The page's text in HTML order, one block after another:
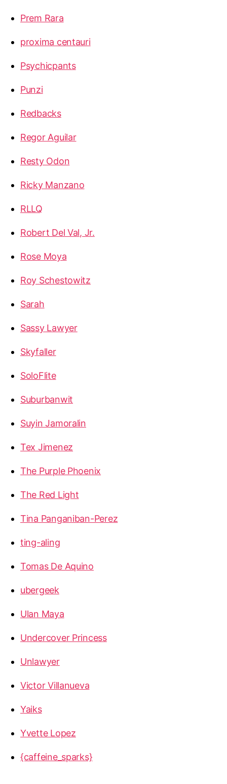
Prem Rara
proxima centauri
Psychicpants
Punzi
Redbacks
Regor Aguilar
Resty Odon
Ricky Manzano
RLLQ
Robert Del Val, Jr.
Rose Moya
Roy Schestowitz
Sarah
Sassy Lawyer
Skyfaller
SoloFlite
Suburbanwit
Suyin Jamoralin
Tex Jimenez
The Purple Phoenix
The Red Light
Tina Panganiban-Perez
ting-aling
Tomas De Aquino
ubergeek
Ulan Maya
Undercover Princess
Unlawyer
Victor Villanueva
Yaiks
Yvette Lopez
{caffeine_sparks}